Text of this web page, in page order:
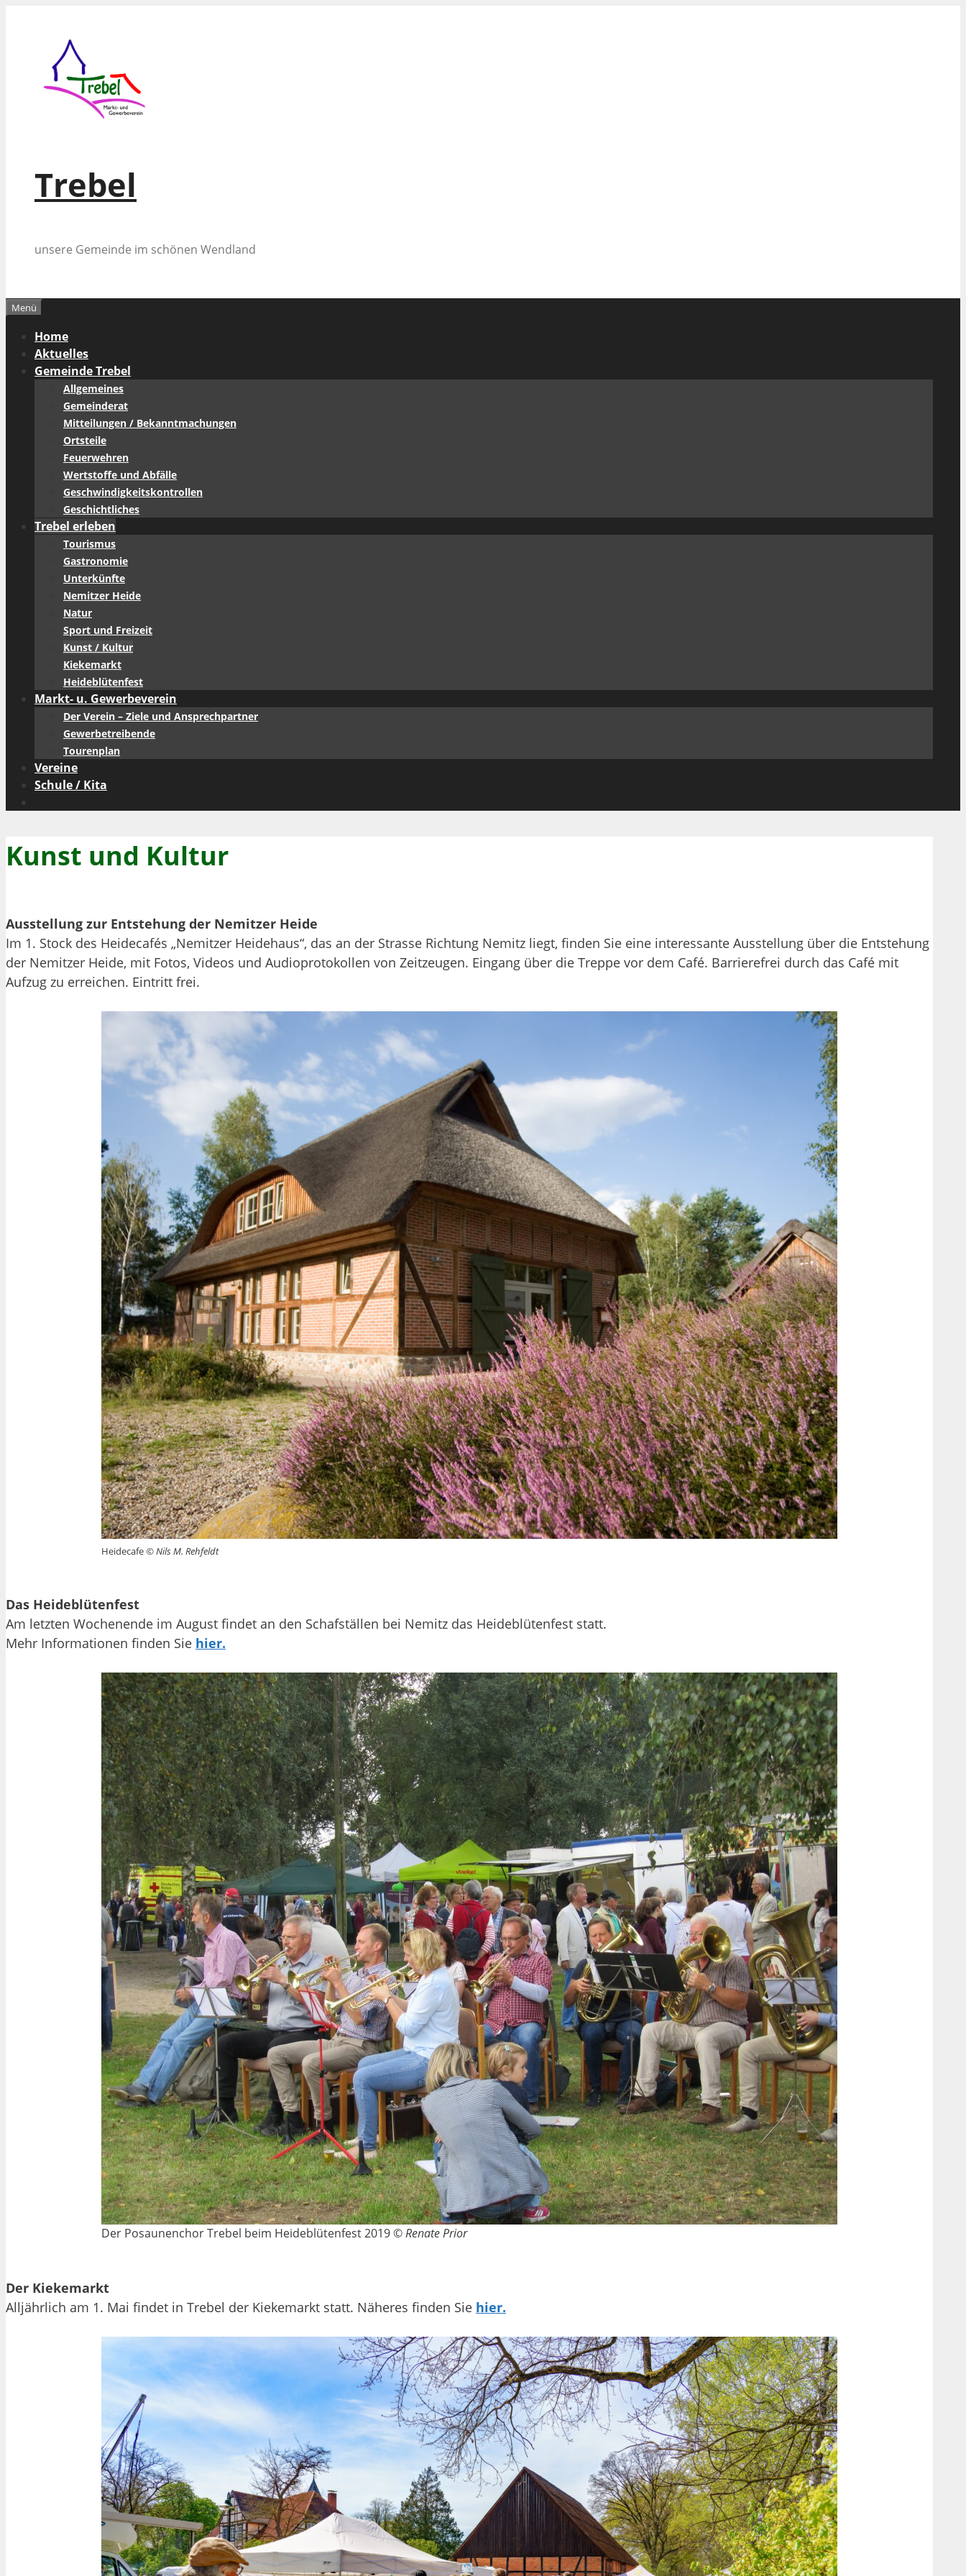
Trebel
unsere Gemeinde im schönen Wendland
Menü
Home
Aktuelles
Gemeinde Trebel
Allgemeines
Gemeinderat
Mitteilungen / Bekanntmachungen
Ortsteile
Feuerwehren
Wertstoffe und Abfälle
Geschwindigkeitskontrollen
Geschichtliches
Trebel erleben
Tourismus
Gastronomie
Unterkünfte
Nemitzer Heide
Natur
Sport und Freizeit
Kunst / Kultur
Kiekemarkt
Heideblütenfest
Markt- u. Gewerbeverein
Der Verein – Ziele und Ansprechpartner
Gewerbetreibende
Tourenplan
Vereine
Schule / Kita
Kunst und Kultur
Ausstellung zur Entstehung der Nemitzer Heide
Im 1. Stock des Heidecafés „Nemitzer Heidehaus“, das an der Strasse Richtung Nemitz liegt, finden Sie eine interessante Ausstellung über die Entstehung
der Nemitzer Heide, mit Fotos, Videos und Audioprotokollen von Zeitzeugen. Eingang über die Treppe vor dem Café. Barrierefrei durch das Café mit
Aufzug zu erreichen. Eintritt frei.
Heidecafe © Nils M. Rehfeldt
Das Heideblütenfest
Am letzten Wochenende im August findet an den Schafställen bei Nemitz das Heideblütenfest statt.
Mehr Informationen finden Sie hier.
Der Posaunenchor Trebel beim Heideblütenfest 2019 ©Renate Prior
Der Kiekemarkt
Alljährlich am 1. Mai findet in Trebel der Kiekemarkt statt. Näheres finden Sie hier.